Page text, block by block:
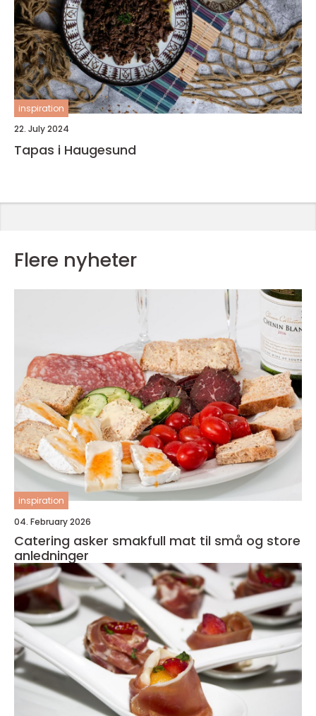
inspiration
22. July 2024
Tapas i Haugesund
Flere nyheter
inspiration
04. February 2026
Catering asker smakfull mat til små og store
anledninger